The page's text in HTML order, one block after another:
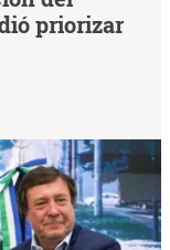
priorizar